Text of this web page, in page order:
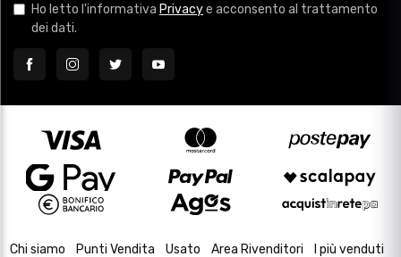
Ho letto l'informativa Privacye acconsento al trattamento
dei dati.
Chi siamo Punti Vendita Usato Area Rivenditori I più venduti